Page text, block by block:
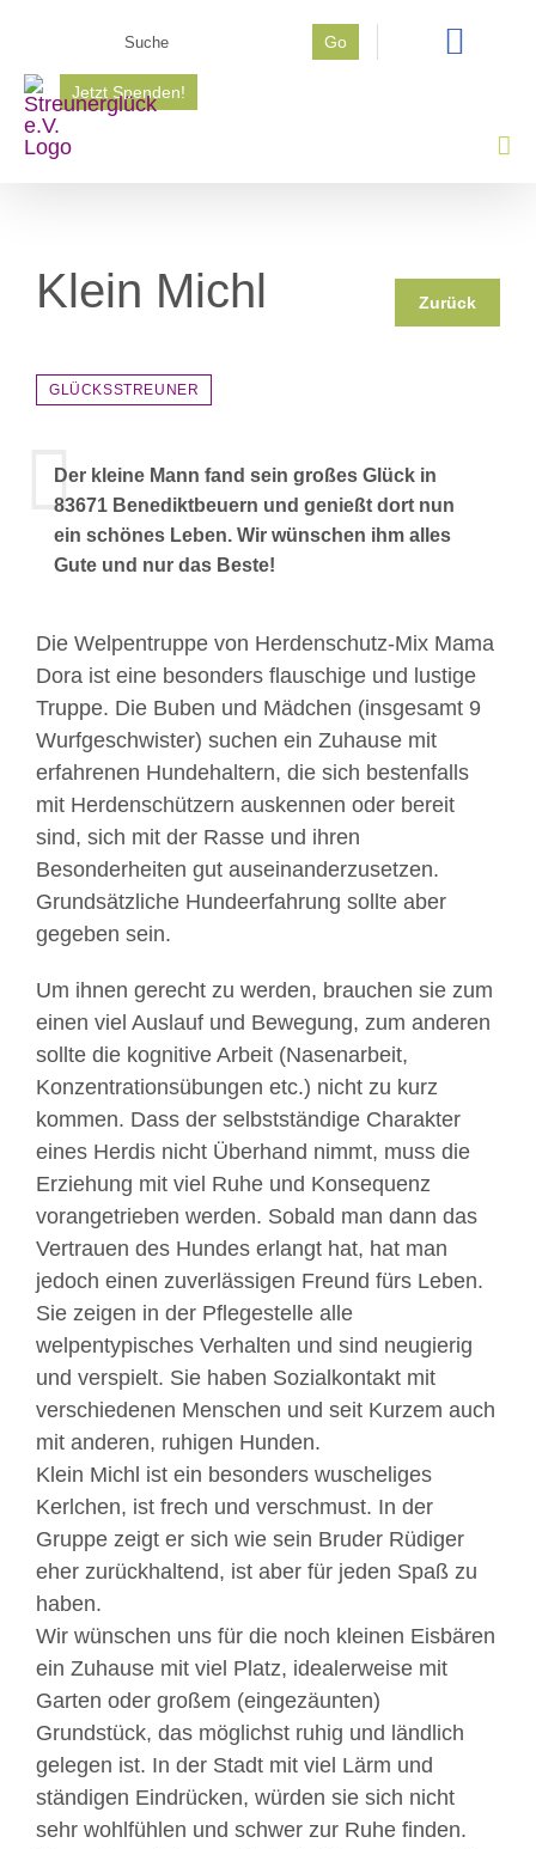
springen
Go
Jetzt Spenden!
Klein Michl Zurück
GLÜCKSSTREUNER
Der kleine Mann fand sein großes Glück in
83671 Benediktbeuern und genießt dort nun
ein schönes Leben. Wir wünschen ihm alles
Gute und nur das Beste!
Die Welpentruppe von Herdenschutz-Mix Mama
Dora ist eine besonders flauschige und lustige
Truppe. Die Buben und Mädchen (insgesamt 9
Wurfgeschwister) suchen ein Zuhause mit
erfahrenen Hundehaltern, die sich bestenfalls
mit Herdenschützern auskennen oder bereit
sind, sich mit der Rasse und ihren
Besonderheiten gut auseinanderzusetzen.
Grundsätzliche Hundeerfahrung sollte aber
gegeben sein.
Um ihnen gerecht zu werden, brauchen sie zum
einen viel Auslauf und Bewegung, zum anderen
sollte die kognitive Arbeit (Nasenarbeit,
Konzentrationsübungen etc.) nicht zu kurz
kommen. Dass der selbstständige Charakter
eines Herdis nicht Überhand nimmt, muss die
Erziehung mit viel Ruhe und Konsequenz
vorangetrieben werden. Sobald man dann das
Vertrauen des Hundes erlangt hat, hat man
jedoch einen zuverlässigen Freund fürs Leben.
Sie zeigen in der Pflegestelle alle
welpentypisches Verhalten und sind neugierig
und verspielt. Sie haben Sozialkontakt mit
verschiedenen Menschen und seit Kurzem auch
mit anderen, ruhigen Hunden.
Klein Michl ist ein besonders wuscheliges
Kerlchen, ist frech und verschmust. In der
Gruppe zeigt er sich wie sein Bruder Rüdiger
eher zurückhaltend, ist aber für jeden Spaß zu
haben.
Wir wünschen uns für die noch kleinen Eisbären
ein Zuhause mit viel Platz, idealerweise mit
Garten oder großem (eingezäunten)
Grundstück, das möglichst ruhig und ländlich
gelegen ist. In der Stadt mit viel Lärm und
ständigen Eindrücken, würden sie sich nicht
sehr wohlfühlen und schwer zur Ruhe finden.